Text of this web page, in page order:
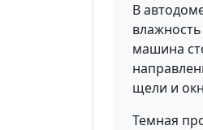
В
машина
щели и
Темная